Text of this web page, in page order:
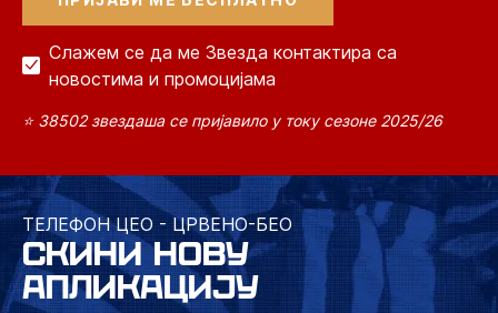
Слажем се да ме Звезда контактира са
новостима и промоцијама
⭐ 38502 звездаша се пријавило у току сезоне 2025/26
ТЕЛЕФОН ЦЕО - ЦРВЕНО-БЕО
СКИНИ НОВУ
АПЛИКАЦИЈУ